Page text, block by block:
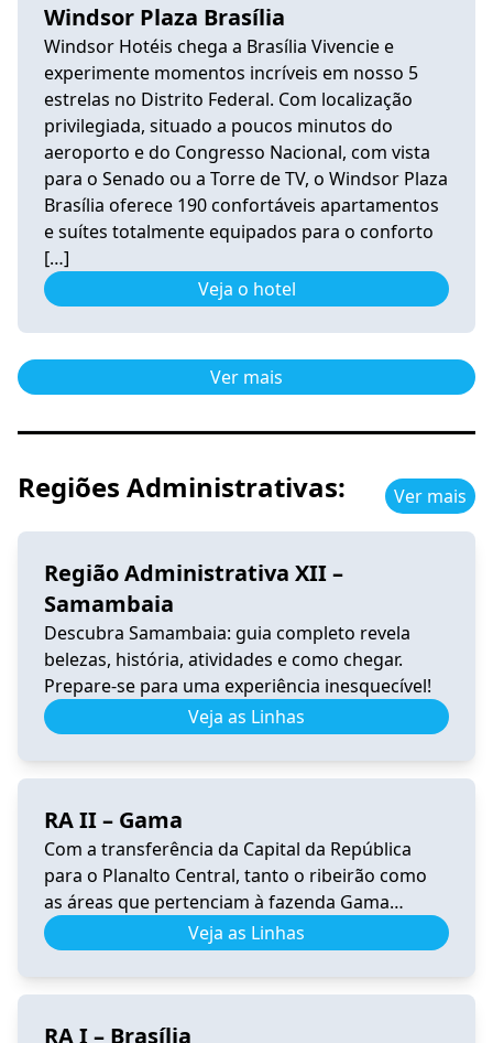
Windsor Plaza Brasília
Windsor Hotéis chega a Brasília Vivencie e
experimente momentos incríveis em nosso 5
estrelas no Distrito Federal. Com localização
privilegiada, situado a poucos minutos do
aeroporto e do Congresso Nacional, com vista
para o Senado ou a Torre de TV, o Windsor Plaza
Brasília oferece 190 confortáveis apartamentos
e suítes totalmente equipados para o conforto
[…]
Veja o hotel
Ver mais
Regiões Administrativas: Ver mais
Região Administrativa XII –
Samambaia
Descubra Samambaia: guia completo revela
belezas, história, atividades e como chegar.
Prepare-se para uma experiência inesquecível!
Veja as Linhas
RA II – Gama
Com a transferência da Capital da República
para o Planalto Central, tanto o ribeirão como
as áreas que pertenciam à fazenda Gama
ficaram dentro da área escolhida para sediar a
nova capital do Brasil. Conforme o Censo
assim distribuídas: nos […]
Veja as Linhas
RA I – Brasília